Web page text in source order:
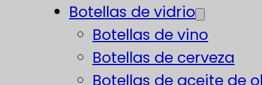
Botellas de vidrio
Botellas de vino
Botellas de cerveza
Botellas de aceite de